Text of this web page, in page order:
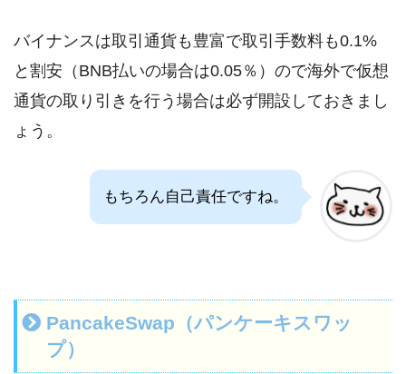
バイナンスは取引通貨も豊富で取引手数料も0.1%
と割安（BNB払いの場合は0.05％）ので海外で仮想
通貨の取り引きを行う場合は必ず開設しておきまし
ょう。
もちろん自己責任ですね。
PancakeSwap（パンケーキスワッ
プ）